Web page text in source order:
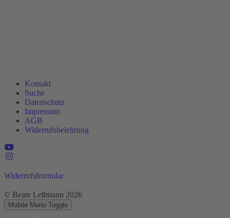
Kontakt
Suche
Datenschutz
Impressum
AGB
Widerrufsbelehrung
Widerrufsformular
© Beate Leßmann 2026
Mobile Menu Toggle